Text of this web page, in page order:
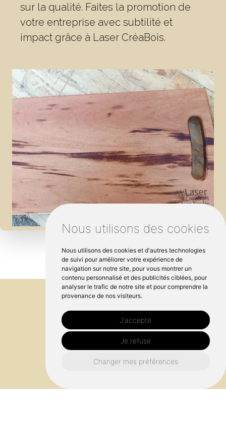
Nous utilisons des cookies
Nous utilisons des cookies et d'autres technologies
de suivi pour améliorer votre expérience de
navigation sur notre site, pour vous montrer un
contenu personnalisé et des publicités ciblées, pour
analyser le trafic de notre site et pour comprendre la
provenance de nos visiteurs.
J'accepte
Je refuse
Changer mes préférences
sur la qualité. Faites la promotion de
votre entreprise avec subtilité et
impact grâce à Laser CréaBois.